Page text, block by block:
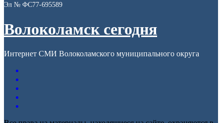
Эл № ФС77-695589
Волоколамск сегодня
Интернет СМИ Волоколамского муниципального округа